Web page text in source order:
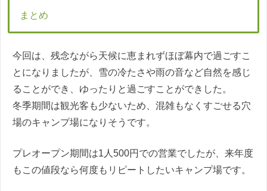
まとめ
今回は、残念ながら天候に恵まれずほぼ幕内で過ごすこ
とになりましたが、雪の冷たさや雨の音など自然を感じ
ることができ、ゆったりと過ごすことができした。
冬季期間は観光客も少ないため、混雑もなくすごせる穴
場のキャンプ場になりそうです。
プレオープン期間は1人500円での営業でしたが、来年度
もこの値段なら何度もリピートしたいキャンプ場です。